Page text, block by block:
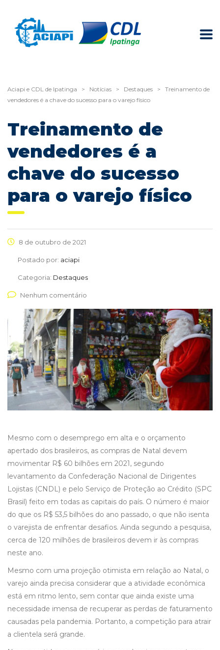
Aciapi e CDL de Ipatinga > Notícias > Destaques >
Treinamento de
vendedores é a chave do sucesso para o varejo físico
Treinamento de
vendedores é a
chave do sucesso
para o varejo físico
8 de outubro de 2021
Postado por: aciapi
Categoria: Destaques
Nenhum comentário
Mesmo com o desemprego em alta e o orçamento
apertado dos brasileiros, as compras de Natal devem
movimentar R$ 60 bilhões em 2021, segundo
levantamento da Confederação Nacional de Dirigentes
Lojistas (CNDL) e pelo Serviço de Proteção ao Crédito (SPC
Brasil) feito em todas as capitais do país. O número é maior
do que os R$ 53,5 bilhões do ano passado, o que não isenta
o varejista de enfrentar desafios. Ainda segundo a pesquisa,
cerca de 120 milhões de brasileiros devem ir às compras
neste ano.
Mesmo com uma projeção otimista em relação ao Natal, o
varejo ainda precisa considerar que a atividade econômica
está em ritmo lento, sem contar que ainda existe uma
necessidade imensa de recuperar as perdas de faturamento
causadas pela pandemia. Portanto, a competição para atrair
a clientela será grande.